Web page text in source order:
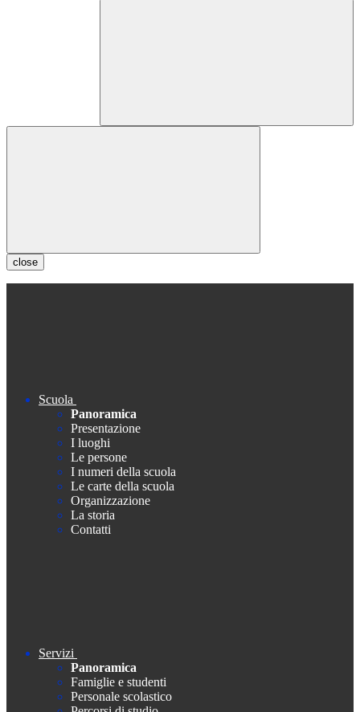
close
Scuola
Panoramica
Presentazione
I luoghi
Le persone
I numeri della scuola
Le carte della scuola
Organizzazione
La storia
Contatti
Servizi
Panoramica
Famiglie e studenti
Personale scolastico